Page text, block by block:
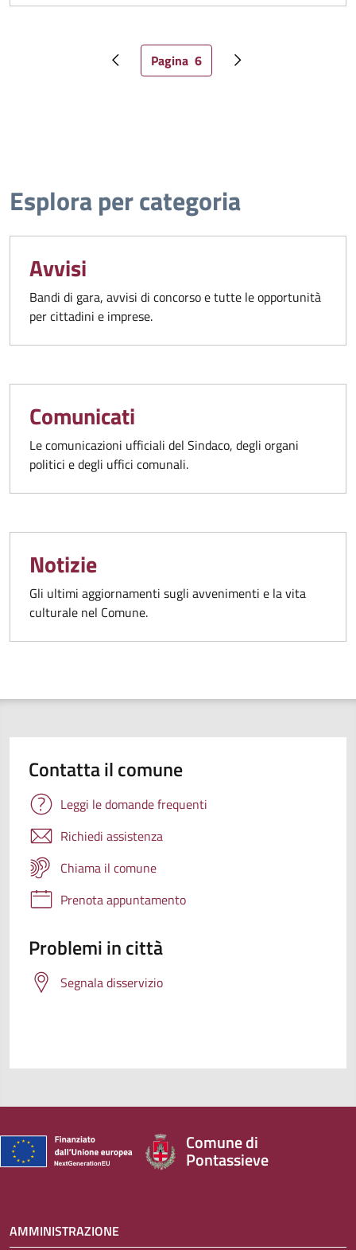
Pagina precedente
Pagina attuale
Pagina 6 Pagina successiva
Esplora per categoria
Avvisi
Bandi di gara, avvisi di concorso e tutte le opportunità
per cittadini e imprese.
Comunicati
Le comunicazioni ufficiali del Sindaco, degli organi
politici e degli uffici comunali.
Notizie
Gli ultimi aggiornamenti sugli avvenimenti e la vita
culturale nel Comune.
Contatta il comune
Leggi le domande frequenti
Richiedi assistenza
Chiama il comune
Prenota appuntamento
Problemi in città
Segnala disservizio
Comune di
Pontassieve
AMMINISTRAZIONE